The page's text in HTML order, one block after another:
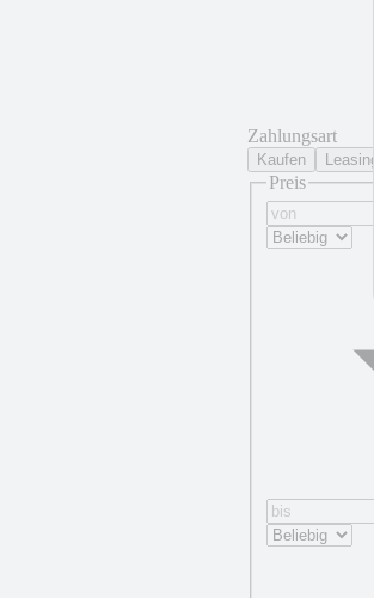
Zahlungsart
Kaufen Leasing
Preis